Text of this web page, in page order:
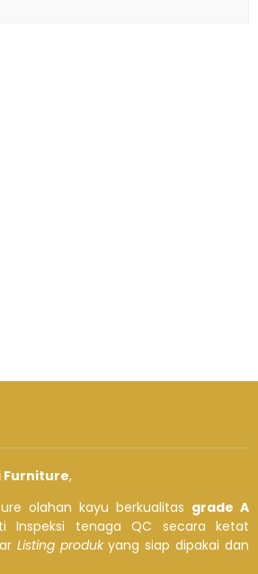
Furniture,
olahan kayu berkualitas grade A
Inspeksi tenaga QC secara ketat
Listing produkyang siap dipakai dan